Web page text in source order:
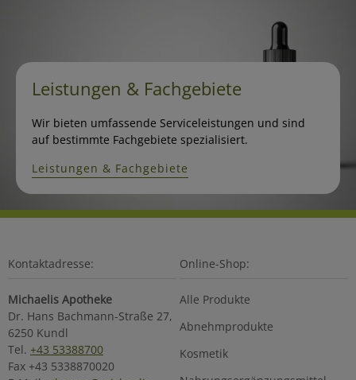
Leistungen & Fachgebiete
Wir bieten umfassende Serviceleistungen und sind
auf bestimmte Fachgebiete spezialisiert.
Leistungen & Fachgebiete
Kontaktadresse:
Michaelis Apotheke
Dr. Hans Bachmann-Straße 27,
6250 Kundl
Tel. +43 53388700
Fax +43 5338870020
Online-Shop:
Alle Produkte
Abnehmprodukte
Kosmetik